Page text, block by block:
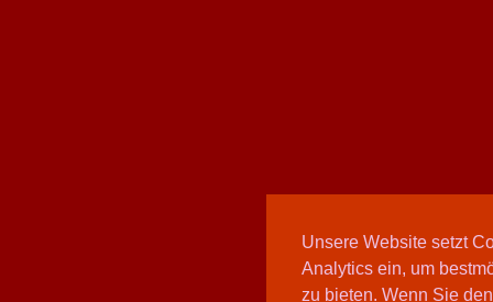
Unsere Website setzt
Analytics ein, um
zu bieten. Wenn Sie